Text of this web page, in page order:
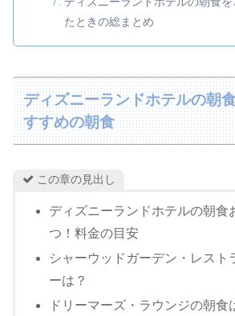
たときの総まとめ
ディズニーランドホテルの朝
すすめの朝食
この章の見出し
ディズニーランドホテルの朝食
つ！料金の目安
シャーウッドガーデン・レスト
ーは？
ドリーマーズ・ラウンジの朝食